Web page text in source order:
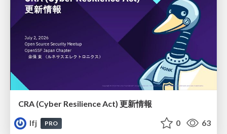
CRA (Cyber Resilience Act)​ 更新情報
lfj
PRO 0 63